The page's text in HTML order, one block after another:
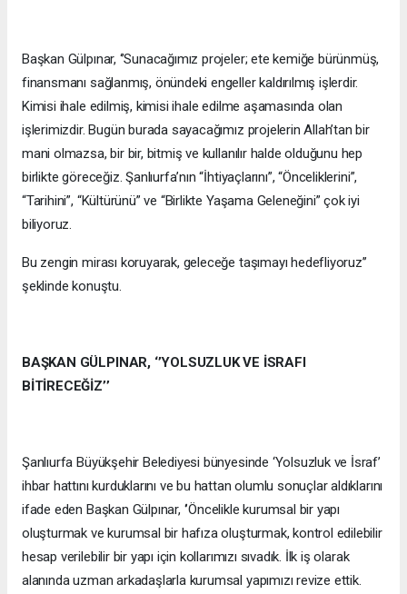
Başkan Gülpınar, ‘’Sunacağımız projeler; ete kemiğe bürünmüş,
finansmanı sağlanmış, önündeki engeller kaldırılmış işlerdir.
Kimisi ihale edilmiş, kimisi ihale edilme aşamasında olan
işlerimizdir. Bugün burada sayacağımız projelerin Allah’tan bir
mani olmazsa, bir bir, bitmiş ve kullanılır halde olduğunu hep
birlikte göreceğiz. Şanlıurfa’nın “İhtiyaçlarını”, “Önceliklerini”,
“Tarihini”, “Kültürünü” ve “Birlikte Yaşama Geleneğini” çok iyi
biliyoruz.
Bu zengin mirası koruyarak, geleceğe taşımayı hedefliyoruz’’
şeklinde konuştu.
BAŞKAN GÜLPINAR, ‘’YOLSUZLUK VE İSRAFI
BİTİRECEĞİZ’’
Şanlıurfa Büyükşehir Belediyesi bünyesinde ‘Yolsuzluk ve İsraf’
ihbar hattını kurduklarını ve bu hattan olumlu sonuçlar aldıklarını
ifade eden Başkan Gülpınar, ‘’Öncelikle kurumsal bir yapı
oluşturmak ve kurumsal bir hafıza oluşturmak, kontrol edilebilir
hesap verilebilir bir yapı için kollarımızı sıvadık. İlk iş olarak
alanında uzman arkadaşlarla kurumsal yapımızı revize ettik.